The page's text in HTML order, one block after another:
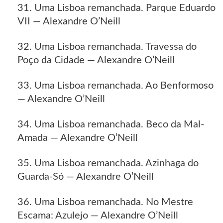
31. Uma Lisboa remanchada. Parque Eduardo
VII — Alexandre O’Neill
32. Uma Lisboa remanchada. Travessa do
Poço da Cidade — Alexandre O’Neill
33. Uma Lisboa remanchada. Ao Benformoso
— Alexandre O’Neill
34. Uma Lisboa remanchada. Beco da Mal-
Amada — Alexandre O’Neill
35. Uma Lisboa remanchada. Azinhaga do
Guarda-Só — Alexandre O’Neill
36. Uma Lisboa remanchada. No Mestre
Escama: Azulejo — Alexandre O’Neill